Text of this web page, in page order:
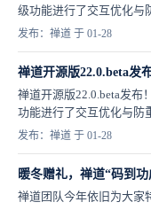
级功能进行了交互优化与
发布：禅道 于 01-28
禅道开源版22.0.beta发
禅道开源版22.0.beta发布
功能进行了交互优化与防
发布：禅道 于 01-28
暖冬赠礼，禅道“码到
禅道团队今年依旧为大家